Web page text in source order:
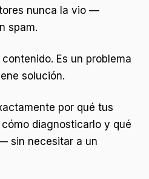
nunca la vio —
spam.
Es un problema
solución.
por qué tus
diagnosticarlo y qué
sin necesitar a un